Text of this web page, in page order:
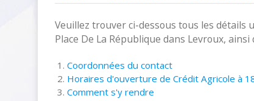
Veuillez trouver ci-dessous tous les détails
Place De La République dans Levroux,
Coordonnées du contact
Horaires d'ouverture de Crédit Agricole à
Comment s'y rendre